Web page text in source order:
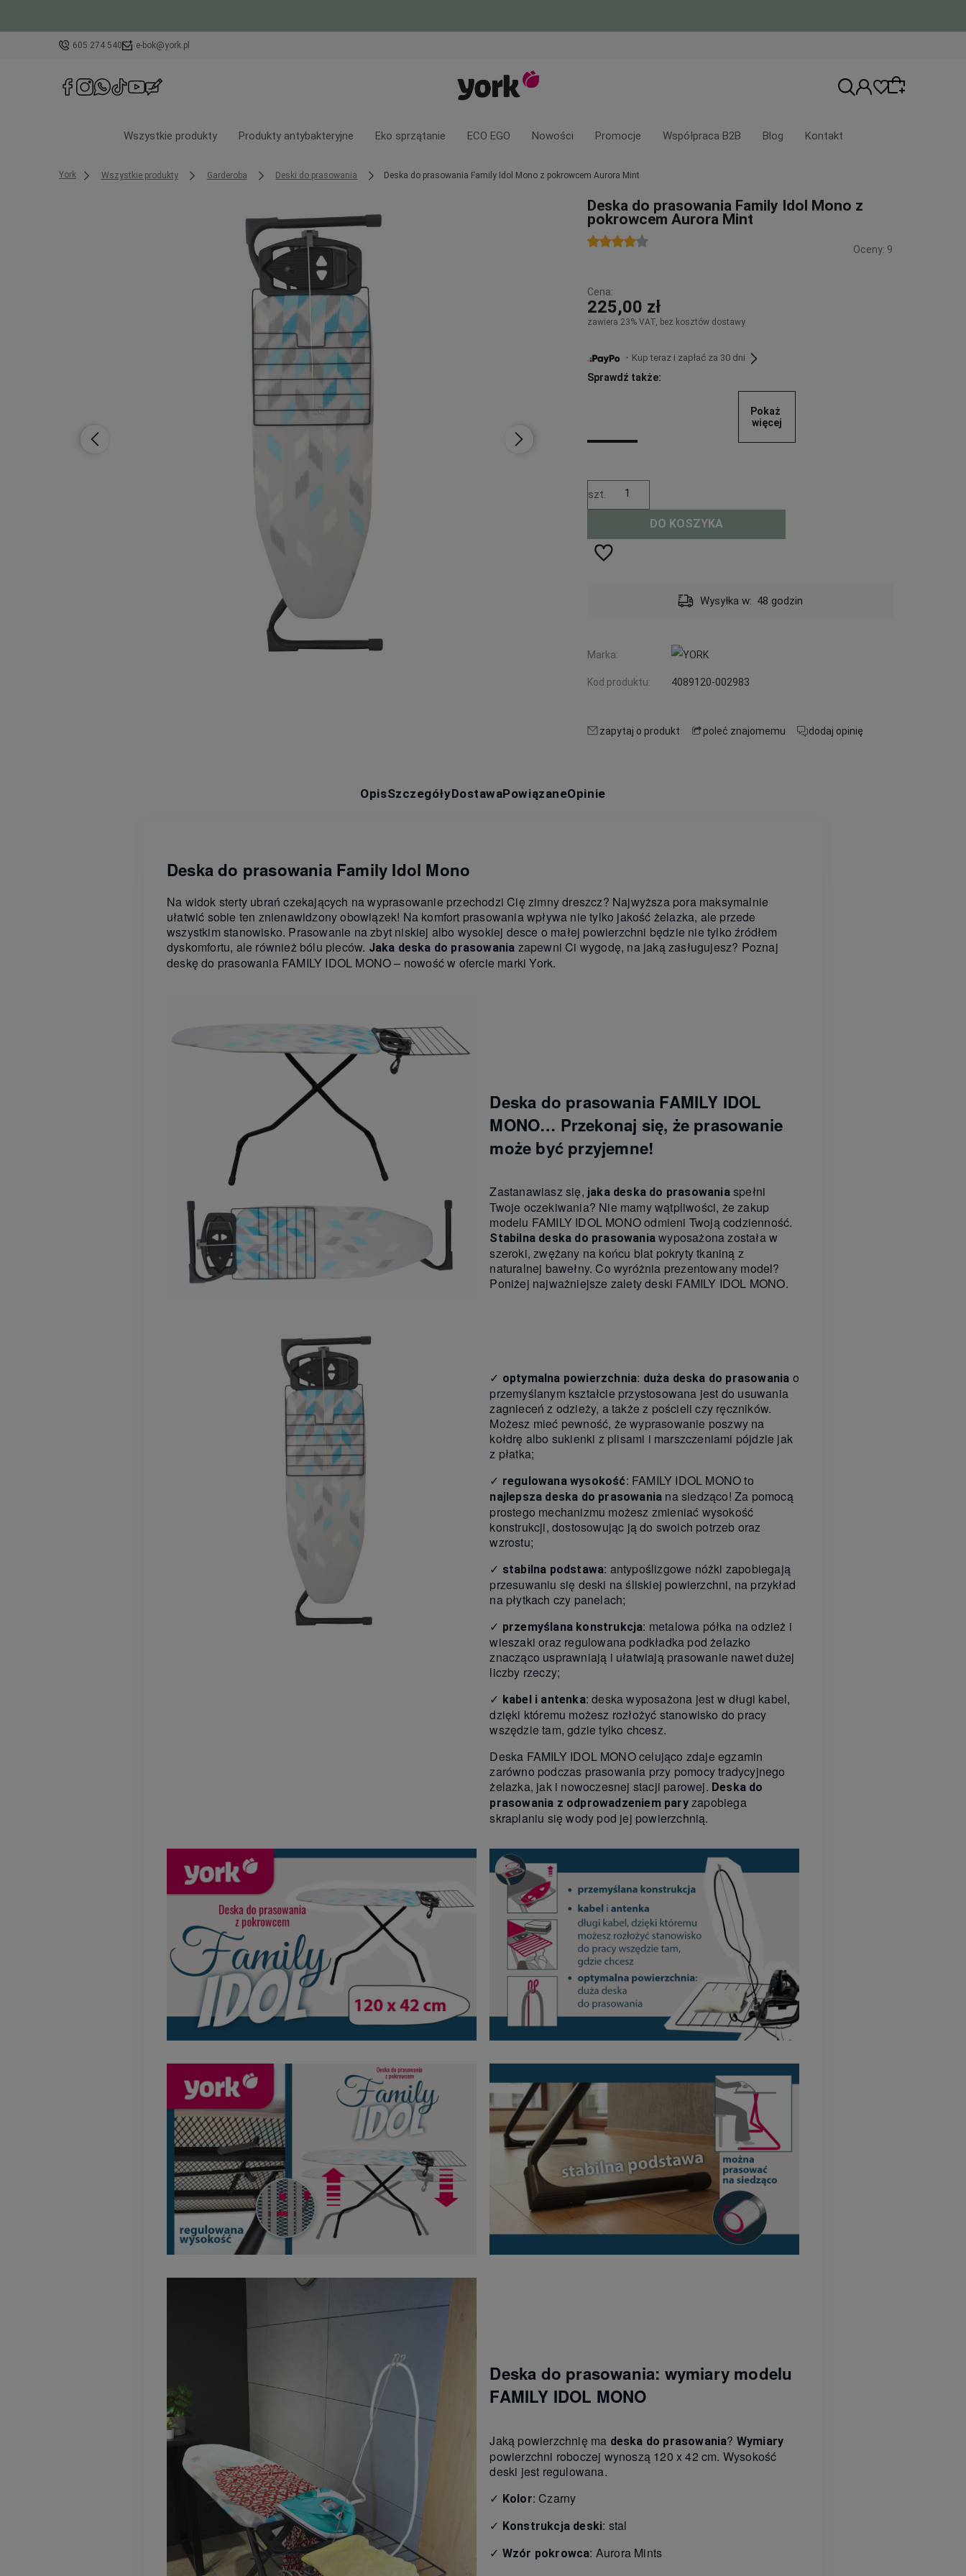
605 274 540 e-bok@york.pl
oferty lub zaloguj się, aby przywrócić
dodane produkty do listy z poprzedniej
Wszystkie produkty Produkty antybakteryjne Eko sprzątanie ECO EGO Nowości Promocje Współpraca B2B Blog Kontakt
York Wszystkie produkty Garderoba Deski do prasowania Deska do prasowania Family Idol Mono z pokrowcem Aurora Mint
Deska do prasowania Family Idol Mono z
pokrowcem Aurora Mint
Oceny: 9
Cena:
225,00 zł
zawiera 23% VAT, bez kosztów dostawy
・Kup teraz i zapłać za 30 dni
Sprawdź także:
Pokaż
więcej
szt.
DO KOSZYKA
Dostawa: Darmowa
Marka:
Kod produktu: 4089120-002983
zapytaj o produkt poleć znajomemu dodaj opinię
OpisSzczegółyDostawaPowiązaneOpinie
Deska do prasowania Family Idol Mono
Na widok sterty ubrań czekających na wyprasowanie przechodzi Cię zimny dreszcz? Najwyższa pora maksymalnie
ułatwić sobie ten znienawidzony obowiązek! Na komfort prasowania wpływa nie tylko jakość żelazka, ale przede
wszystkim stanowisko. Prasowanie na zbyt niskiej albo wysokiej desce o małej powierzchni będzie nie tylko źródłem
dyskomfortu, ale również bólu pleców. Jaka deska do prasowania zapewni Ci wygodę, na jaką zasługujesz? Poznaj
deskę do prasowania FAMILY IDOL MONO – nowość w ofercie marki York.
Deska do prasowania FAMILY IDOL
MONO… Przekonaj się, że prasowanie
może być przyjemne!
Zastanawiasz się, jaka deska do prasowaniaspełni
Twoje oczekiwania? Nie mamy wątpliwości, że zakup
modelu FAMILY IDOL MONO odmieni Twoją codzienność.
Stabilna deska do prasowaniawyposażona została w
szeroki, zwężany na końcu blat pokryty tkaniną z
naturalnej bawełny. Co wyróżnia prezentowany model?
Poniżej najważniejsze zalety deski FAMILY IDOL MONO.
✓ optymalna powierzchnia: duża deska do prasowania o
przemyślanym kształcie przystosowana jest do usuwania
zagnieceń z odzieży, a także z pościeli czy ręczników.
Możesz mieć pewność, że wyprasowanie poszwy na
kołdrę albo sukienki z plisami i marszczeniami pójdzie jak
z płatka;
✓ regulowana wysokość: FAMILY IDOL MONO to
najlepsza deska do prasowania na siedząco! Za pomocą
prostego mechanizmu możesz zmieniać wysokość
konstrukcji, dostosowując ją do swoich potrzeb oraz
wzrostu;
✓ stabilna podstawa: antypoślizgowe nóżki zapobiegają
przesuwaniu się deski na śliskiej powierzchni, na przykład
na płytkach czy panelach;
✓ przemyślana konstrukcja: metalowa półka na odzież i
wieszaki oraz regulowana podkładka pod żelazko
znacząco usprawniają i ułatwiają prasowanie nawet dużej
liczby rzeczy;
✓ kabel i antenka: deska wyposażona jest w długi kabel,
dzięki któremu możesz rozłożyć stanowisko do pracy
wszędzie tam, gdzie tylko chcesz.
Deska FAMILY IDOL MONO celująco zdaje egzamin
zarówno podczas prasowania przy pomocy tradycyjnego
żelazka, jak i nowoczesnej stacji parowej. Deska do
prasowania z odprowadzeniem paryzapobiega
skraplaniu się wody pod jej powierzchnią.
Deska do prasowania: wymiary modelu
FAMILY IDOL MONO
Jaką powierzchnię ma deska do prasowania? Wymiary
powierzchni roboczej wynoszą 120 x 42 cm. Wysokość
deski jest regulowana.
✓ Kolor: Czarny
✓ Konstrukcja deski: stal
✓ Wzór pokrowca: Aurora Mints